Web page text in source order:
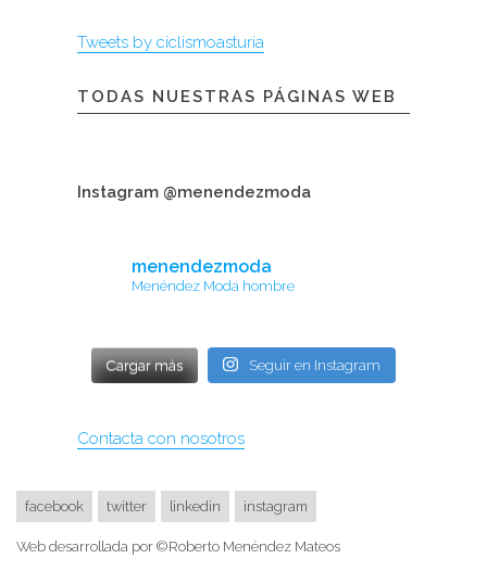
Tweets by ciclismoasturia
TODAS NUESTRAS PÁGINAS WEB
Instagram @menendezmoda
menendezmoda
Menéndez Moda hombre
Cargar más Seguir en Instagram
Contacta con nosotros
facebook twitter linkedin instagram
Web desarrollada por ©Roberto Menéndez Mateos